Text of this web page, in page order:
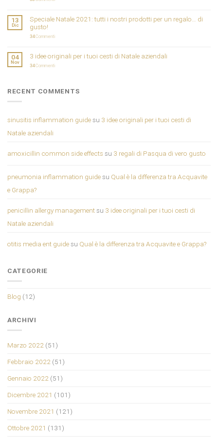
13
Dic
Speciale Natale 2021: tutti i nostri prodotti per un regalo… di
gusto!
34Commenti
04
Nov
3 idee originali per i tuoi cesti di Natale aziendali
34Commenti
RECENT COMMENTS
sinusitis inflammation guidesu 3 idee originali per i tuoi cesti di
Natale aziendali
amoxicillin common side effects su 3 regali di Pasqua di vero gusto
pneumonia inflammation guidesu Qual è la differenza tra Acquavite
e Grappa?
penicillin allergy managementsu 3 idee originali per i tuoi cesti di
Natale aziendali
otitis media ent guidesu Qual è la differenza tra Acquavite e Grappa?
CATEGORIE
Blog (12)
ARCHIVI
Marzo 2022 (51)
Febbraio 2022 (51)
Gennaio 2022 (51)
Dicembre 2021 (101)
Novembre 2021 (121)
Ottobre 2021 (131)